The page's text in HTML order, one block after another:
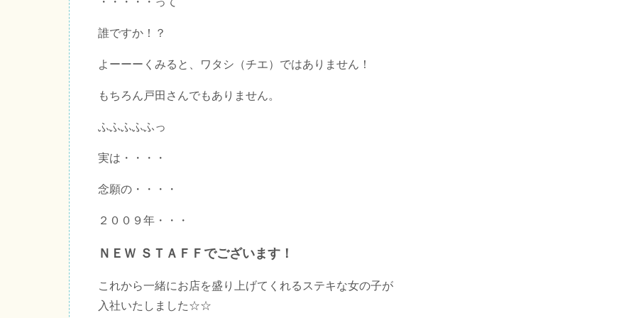
誰ですか！？
よーーーくみると、ワタシ（チエ）ではありません！
もちろん戸田さんでもありません。
ふふふふふっ
実は・・・・
念願の・・・・
２００９年・・・
ＮＥＷ ＳＴＡＦＦでございます！
これから一緒にお店を盛り上げてくれるステキな女の子が
入社いたしました☆☆